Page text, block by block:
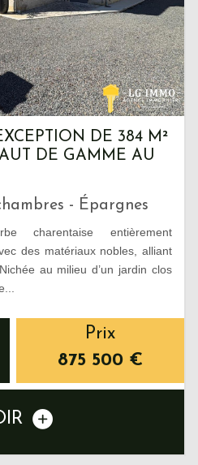
DE 384 M²
DE GAMME AU
- Épargnes
charentaise entièrement
des matériaux nobles, alliant
au milieu d’un jardin clos
Prix
875 500 €